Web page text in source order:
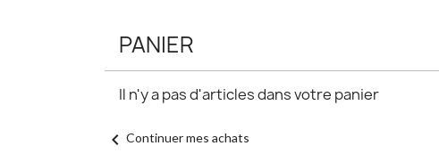
PANIER
Il n'y a pas d'articles dans votre panier
chevron_left Continuer mes achats